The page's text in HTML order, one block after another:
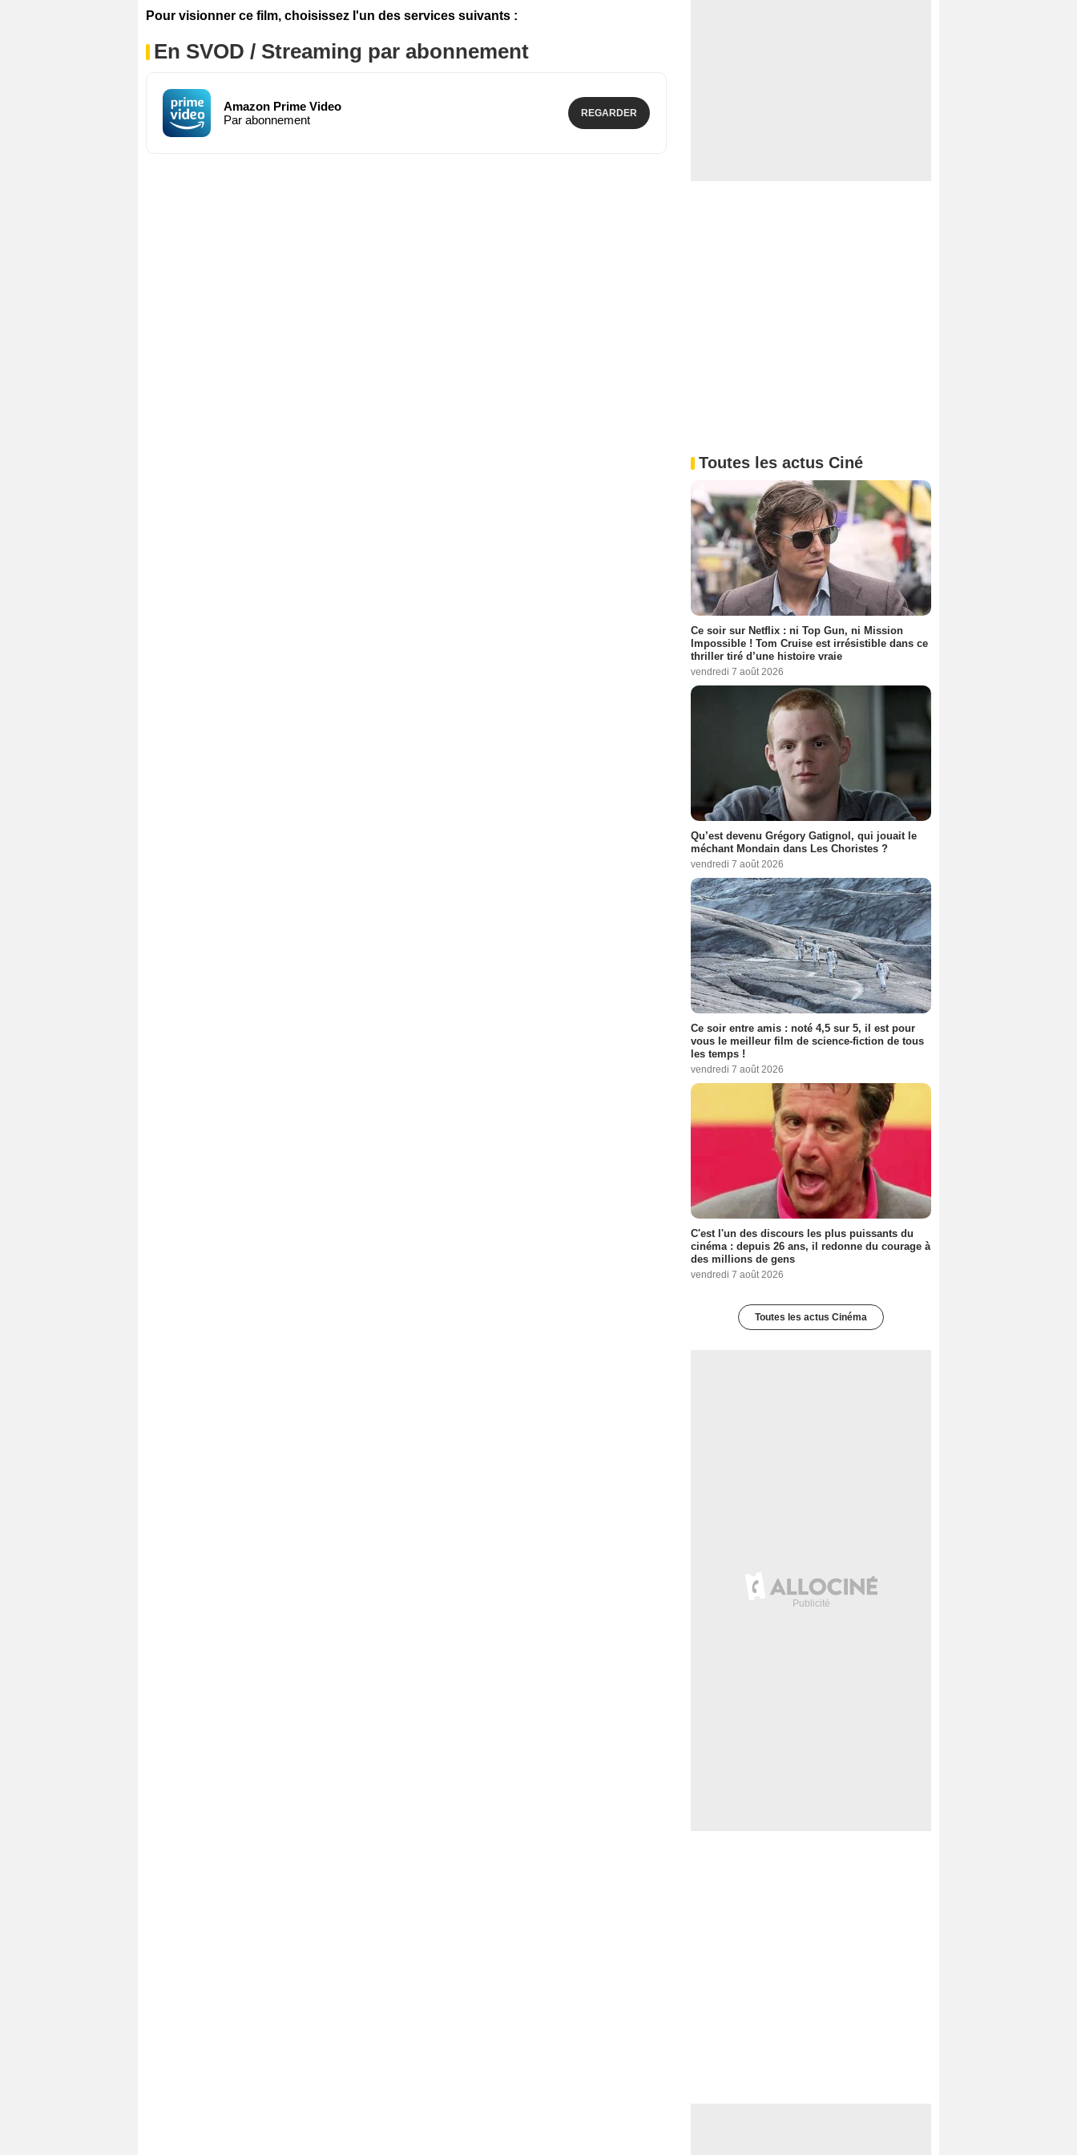
Pour visionner ce film, choisissez l'un des services suivants :
En SVOD / Streaming par abonnement
Amazon Prime Video
Par abonnement
REGARDER
Toutes les actus Ciné
Ce soir sur Netflix : ni Top Gun, ni Mission
Impossible ! Tom Cruise est irrésistible dans ce
thriller tiré d’une histoire vraie
vendredi 7 août 2026
Qu’est devenu Grégory Gatignol, qui jouait le
méchant Mondain dans Les Choristes ?
vendredi 7 août 2026
Ce soir entre amis : noté 4,5 sur 5, il est pour
vous le meilleur film de science-fiction de tous
les temps !
vendredi 7 août 2026
C'est l'un des discours les plus puissants du
cinéma : depuis 26 ans, il redonne du courage à
des millions de gens
vendredi 7 août 2026
Toutes les actus Cinéma